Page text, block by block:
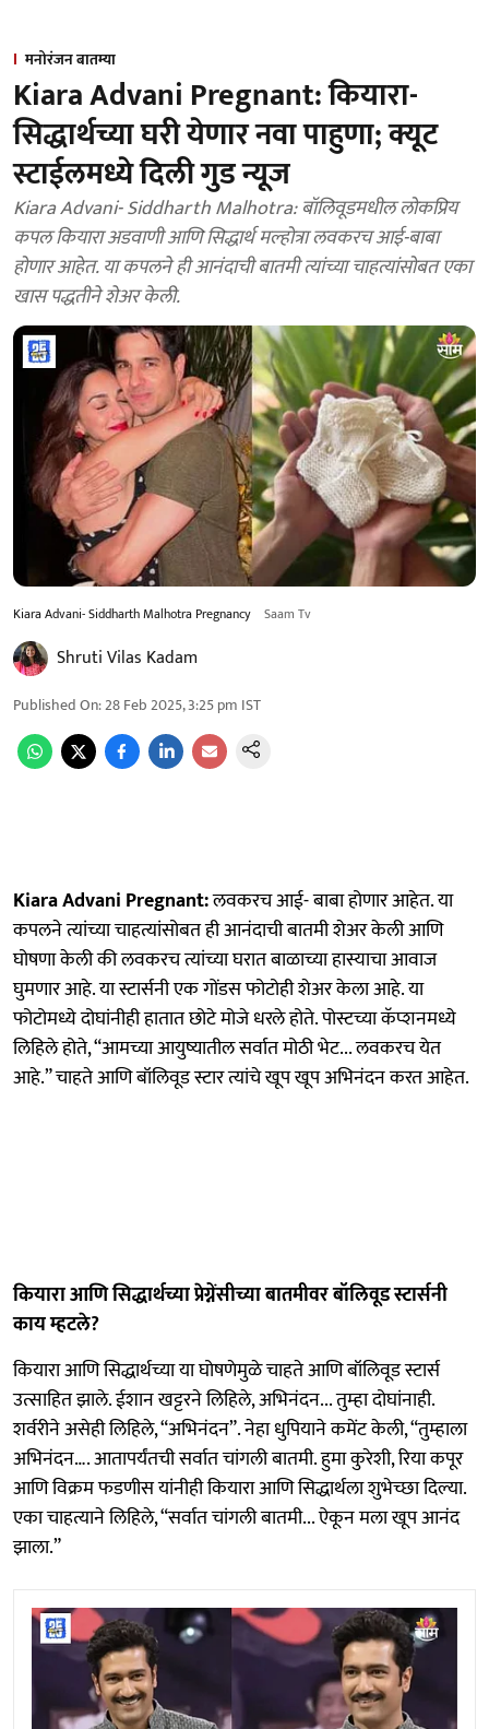
मनोरंजन बातम्या
Kiara Advani Pregnant: कियारा-
सिद्धार्थच्या घरी येणार नवा पाहुणा; क्यूट
स्टाईलमध्ये दिली गुड न्यूज
Kiara Advani- Siddharth Malhotra: बॉलिवूडमधील लोकप्रिय
कपल कियारा अडवाणी आणि सिद्धार्थ मल्होत्रा ​​लवकरच आई-बाबा
होणार आहेत. या कपलने ही आनंदाची बातमी त्यांच्या चाहत्यांसोबत एका
खास पद्धतीने शेअर केली.
Kiara Advani- Siddharth Malhotra Pregnancy Saam Tv
Shruti Vilas Kadam
Published On:28 Feb 2025, 3:25 pm IST
Kiara Advani Pregnant:लवकरच आई- बाबा होणार आहेत. या
कपलने त्यांच्या चाहत्यांसोबत ही आनंदाची बातमी शेअर केली आणि
घोषणा केली की लवकरच त्यांच्या घरात बाळाच्या हास्याचा आवाज
घुमणार आहे. या स्टार्सनी एक गोंडस फोटोही शेअर केला आहे. या
फोटोमध्ये दोघांनीही हातात छोटे मोजे धरले होते. पोस्टच्या कॅप्शनमध्ये
लिहिले होते, “आमच्या आयुष्यातील सर्वात मोठी भेट... लवकरच येत
आहे.” चाहते आणि बॉलिवूड स्टार त्यांचे खूप खूप अभिनंदन करत आहेत.
कियारा आणि सिद्धार्थच्या प्रेग्नेंसीच्या बातमीवर बॉलिवूड स्टार्सनी
काय म्हटले?
कियारा आणि सिद्धार्थच्या या घोषणेमुळे चाहते आणि बॉलिवूड स्टार्स
उत्साहित झाले. ईशान खट्टरने लिहिले, अभिनंदन... तुम्हा दोघांनाही.
शर्वरीने असेही लिहिले, “अभिनंदन”. नेहा धुपियाने कमेंट केली, “तुम्हाला
अभिनंदन…. आतापर्यंतची सर्वात चांगली बातमी. हुमा कुरेशी, रिया कपूर
आणि विक्रम फडणीस यांनीही कियारा आणि सिद्धार्थला शुभेच्छा दिल्या.
एका चाहत्याने लिहिले, “सर्वात चांगली बातमी... ऐकून मला खूप आनंद
झाला.”